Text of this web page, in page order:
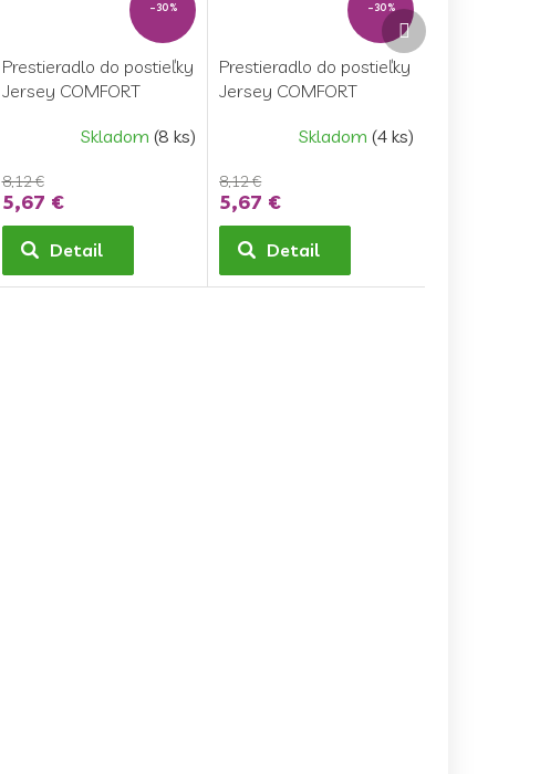
–30 %
Prestieradlo do postieľky
Jersey COMFORT
Skladom(8 ks)
8,12 €
5,67 €
Detail
–30 %
Prestieradlo do postieľky
Jersey COMFORT
Skladom (4 ks)
8,12 €
5,67 €
Detail
Ďalší
produkt